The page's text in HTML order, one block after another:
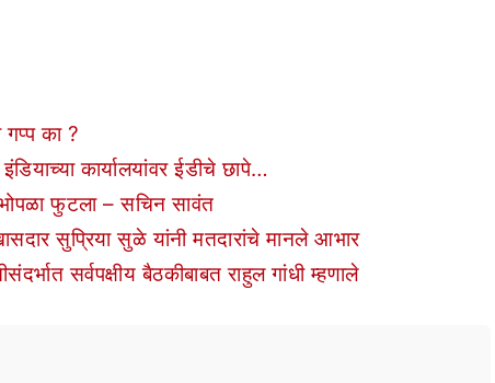
का ?
कार्यालयांवर ईडीचे छापे…
फुटला – सचिन सावंत
सुप्रिया सुळे यांनी मतदारांचे मानले आभार
सर्वपक्षीय बैठकीबाबत राहुल गांधी म्हणाले